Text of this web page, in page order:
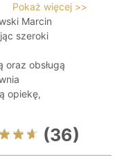
Pokaż więcej >>
Marcin
szeroki
oraz obsługą
opiekę,
(36)